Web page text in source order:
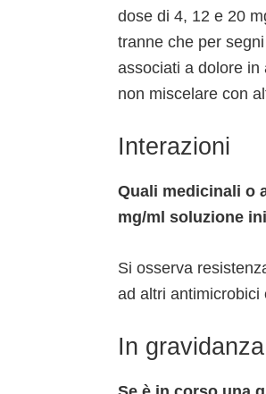
dose di 4, 12 e 20
tranne che per
associati a dolore in
non miscelare con
Interazioni
Quali medicinali o
mg/ml soluzione
Si osserva
ad altri antimicrobici
In gravidanza